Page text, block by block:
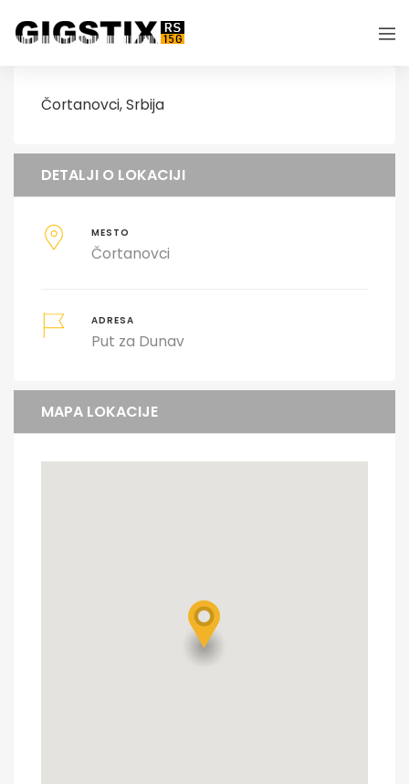
Čortanovci, Srbija
DETALJI O LOKACIJI
MESTO
Čortanovci
ADRESA
Put za Dunav
MAPA LOKACIJE